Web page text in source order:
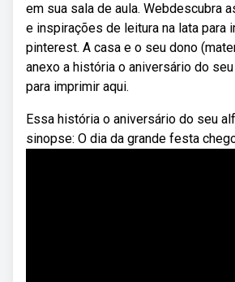
em sua sala de aula. Webdescubra
e inspirações de leitura na lata para
pinterest. A casa e o seu dono
anexo a história o aniversário do
para imprimir aqui.
Essa história o aniversário do seu
sinopse: O dia da grande festa